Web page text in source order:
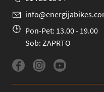
Pon-Pet: 13.00 - 19.00
Sob: ZAPRTO